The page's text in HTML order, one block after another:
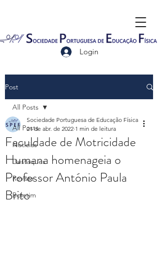
Login
Post
All Posts
Notícias
Destaques
Revista
Boletim
All Posts
Faculdade de Motricidade
Humana homenageia o
Professor António Paula
Brito
Sociedade Portuguesa de Educação Física
21 de abr. de 2022 1 min de leitura